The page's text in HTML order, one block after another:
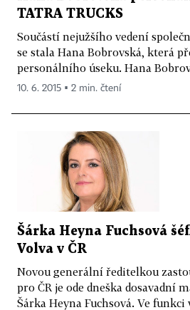
TATRA TRUCKS
Součástí nejužšího vedení
se stala Hana Bobrovská, která
personálního úseku. Hana
10. 6. 2015 ▪ 2 min. čtení
Šárka Heyna Fuchsová
Volva v ČR
Novou generální ředitelkou
pro ČR je ode dneška dosavadní
Šárka Heyna Fuchsová. Ve funkci